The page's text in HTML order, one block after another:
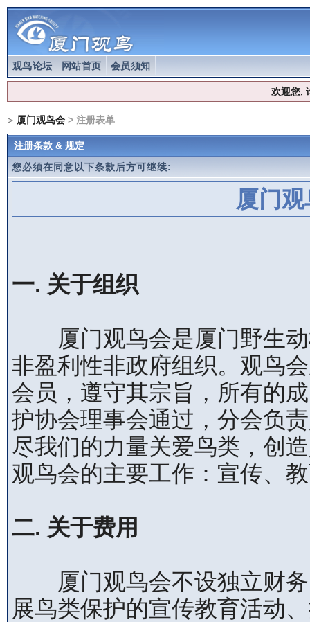
观鸟论坛 网站首页 会员须知
欢迎您,
厦门观鸟会> 注册表单
注册条款 & 规定
您必须在同意以下条款后方可继续:
厦门
一. 关于组织
厦门观鸟会是厦门野生动
非盈利性非政府组织。观鸟
会员，遵守其宗旨，所有的
护协会理事会通过，分会负
尽我们的力量关爱鸟类，创
观鸟会的主要工作：宣传、
二. 关于费用
厦门观鸟会不设独立财务
展鸟类保护的宣传教育活动